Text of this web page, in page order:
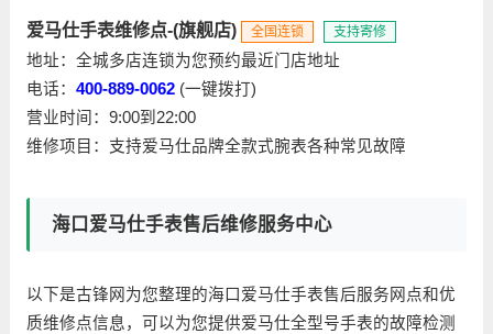
爱马仕手表维修点-(旗舰店) 全国连锁 支持寄修
地址：全城多店连锁为您预约最近门店地址
电话： 400-889-0062(一键拨打)
营业时间：9:00到22:00
维修项目：支持爱马仕品牌全款式腕表各种常见故障
海口爱马仕手表售后维修服务中心
以下是古锋网为您整理的海口爱马仕手表售后服务网点和优
质维修点信息，可以为您提供爱马仕全型号手表的故障检测